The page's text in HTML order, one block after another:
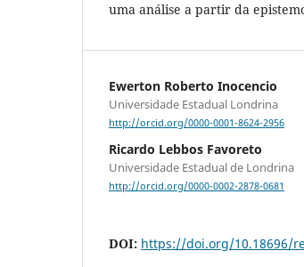
uma análise a partir da
Ewerton Roberto Inocencio
Universidade Estadual Londrina
http://orcid.org/0000-0001-8624-2956
Ricardo Lebbos Favoreto
Universidade Estadual de Londrina
http://orcid.org/0000-0002-2878-0681
DOI: https://doi.org/10.18696/